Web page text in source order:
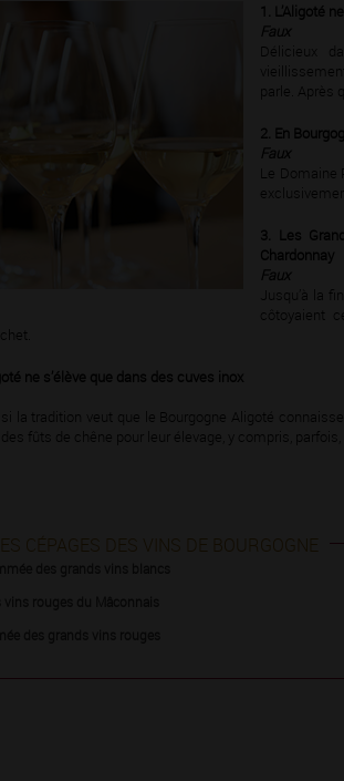
1. L’Aligoté
Faux
Délicieux
parle. Après
2. En
Faux
Le Domaine
3. Les
Chardonnay
Faux
Jusqu’à la
côtoyaient
ne s’élève que dans des cuves inox
si la tradition veut que le Bourgogne Aligoté
fûts de chêne pour leur élevage, y compris, parfois,
CÉPAGES DES VINS DE BOURGOGNE